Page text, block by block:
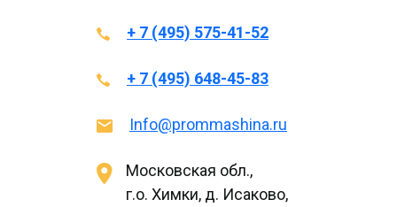
+ 7 (495) 575-41-52
+ 7 (495) 648-45-83
Info@prommashina.ru
Московская обл.,
г.о. Химки, д. Исаково,